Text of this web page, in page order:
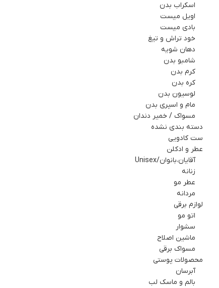
اسکراب بدن
اویل میست
بادی میست
خود تراش و تیغ
دهان شویه
شامبو بدن
کرم بدن
کره بدن
لوسیون بدن
مام و اسپري بدن
مسواک / خمیر دندان
دسته بندی نشده
ست کادويي
عطر و ادکلن
آقایان،بانوان/Unisex
زنانه
عطر مو
مردانه
لوازم برقي
اتو مو
سشوار
ماشین اصلاح
مسواک برقی
محصولات پوستی
آبرسان
بالم و ماسک لب